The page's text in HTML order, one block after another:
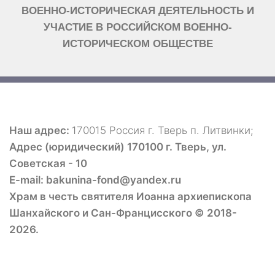
ВОЕННО-ИСТОРИЧЕСКАЯ ДЕЯТЕЛЬНОСТЬ И
УЧАСТИЕ В РОССИЙСКОМ ВОЕННО-
ИСТОРИЧЕСКОМ ОБЩЕСТВЕ
Наш адрес: 170015 Россия г. Тверь п. Литвинки;
Адрес (юридический) 170100 г. Тверь, ул.
Советская - 10
E-mail: bakunina-fond@yandex.ru
Храм в честь святителя Иоанна архиепископа
Шанхайского и Сан-Францисского © 2018-
2026.